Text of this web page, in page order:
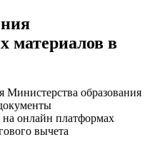
материалов в
Министерства образования
онлайн платформах
вычета